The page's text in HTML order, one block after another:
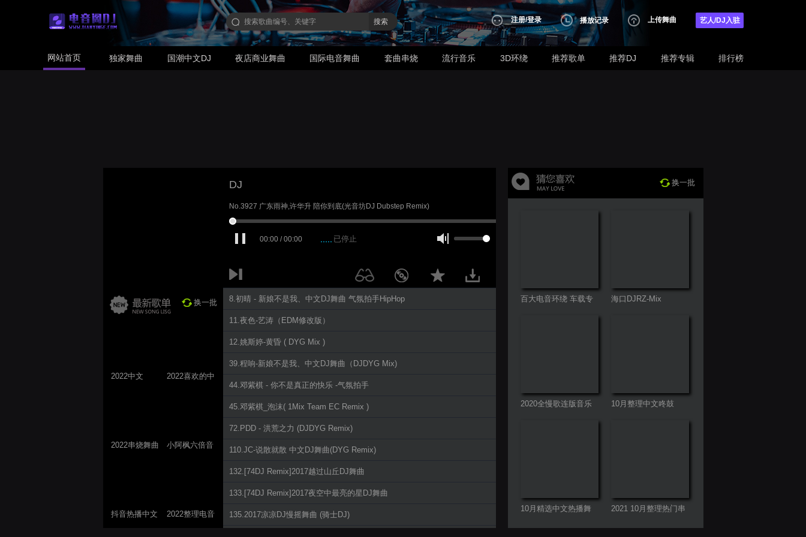
搜索 注册/登录 播放记录 上传舞曲 艺人/DJ入驻
网站首页 独家舞曲 国潮中文DJ 夜店商业舞曲 国际电音舞曲 套曲串烧 流行音乐 3D环绕 推荐歌单 推荐DJ 推荐专辑 排行榜
DJ
No.3927 广东雨神,许华升 陪你到底(光音坊DJ Dubstep Remix)
00:00 / 00:00 已停止
换一批
2022中文
2022喜欢的中
2022串烧舞曲
小阿枫六倍音
抖音热播中文
2022整理电音
8.初晴 - 新娘不是我、中文DJ舞曲 气氛拍手HipHop
11.夜色-艺涛（EDM修改版）
12.姚斯婷-黄昏 ( DYG Mix )
39.程响-新娘不是我、中文DJ舞曲（DJDYG Mix)
44.邓紫棋 - 你不是真正的快乐 -气氛拍手
45.邓紫棋_泡沫( 1Mix Team EC Remix )
72.PDD - 洪荒之力 (DJDYG Remix)
110.JC-说散就散 中文DJ舞曲(DYG Remix)
132.[74DJ Remix]2017越过山丘DJ舞曲
133.[74DJ Remix]2017夜空中最亮的星DJ舞曲
135.2017凉凉DJ慢摇舞曲 (骑士DJ)
换一批
百大电音环绕 车载专
海口DJRZ-Mix
2020全慢歌连版音乐
10月整理中文咚鼓
10月精选中文热播舞
2021 10月整理热门串